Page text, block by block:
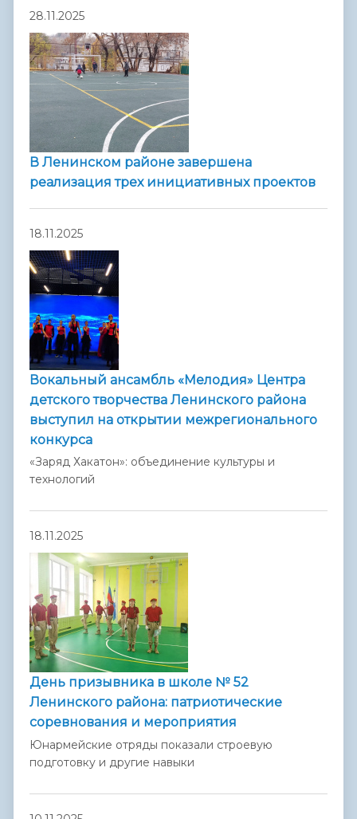
28.11.2025
В Ленинском районе завершена
реализация трех инициативных проектов
18.11.2025
Вокальный ансамбль «Мелодия» Центра
детского творчества Ленинского района
выступил на открытии межрегионального
конкурса
«Заряд Хакатон»: объединение культуры и
технологий
18.11.2025
День призывника в школе № 52
Ленинского района: патриотические
соревнования и мероприятия
Юнармейские отряды показали строевую
подготовку и другие навыки